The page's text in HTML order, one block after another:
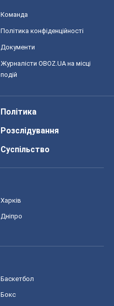
Команда
Політика конфіденційності
Документи
Журналісти OBOZ.UA на місці
подій
Політика
Розслідування
Суспільство
Харків
Дніпро
Баскетбол
Бокс